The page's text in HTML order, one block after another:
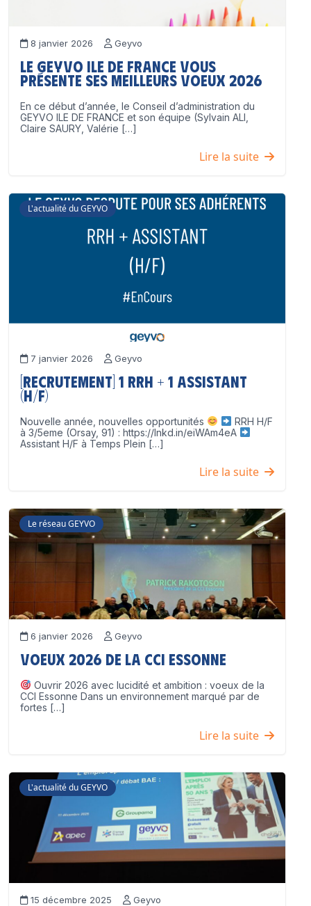
8 janvier 2026 Geyvo
Le GEYVO Ile de France vous
présente ses meilleurs voeux 2026
En ce début d’année, le Conseil d’administration du
GEYVO ILE DE FRANCE et son équipe (Sylvain ALI,
Claire SAURY, Valérie […]
Lire la suite
L'actualité du GEYVO
7 janvier 2026 Geyvo
[Recrutement] 1 RRH + 1 Assistant
(H/F)
Nouvelle année, nouvelles opportunités
RRH H/F
à 3/5eme (Orsay, 91) : https://lnkd.in/eiWAm4eA
Assistant H/F à Temps Plein […]
Lire la suite
Le réseau GEYVO
6 janvier 2026 Geyvo
Voeux 2026 de la CCI Essonne
Ouvrir 2026 avec lucidité et ambition : voeux de la
CCI Essonne Dans un environnement marqué par de
fortes […]
Lire la suite
L'actualité du GEYVO
15 décembre 2025 Geyvo